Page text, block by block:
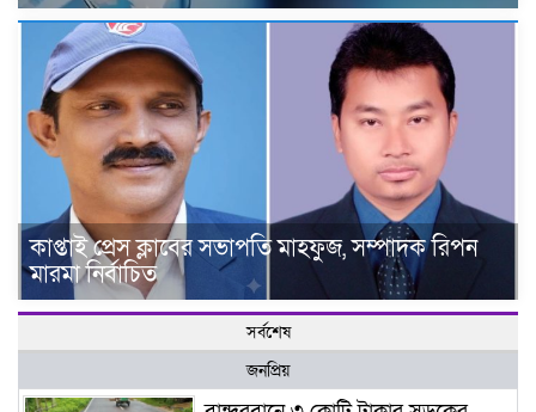
কাপ্তাই প্রেস ক্লাবের সভাপতি মাহফুজ, সম্পাদক রিপন
মারমা নির্বাচিত
সর্বশেষ
জনপ্রিয়